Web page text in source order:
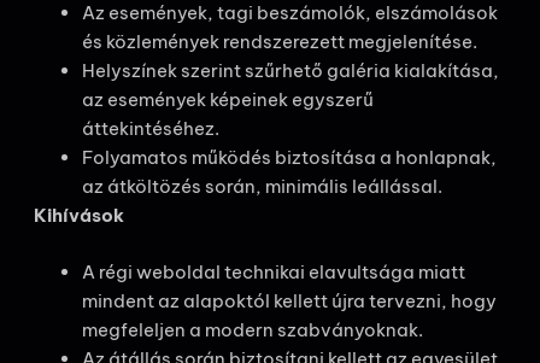
Az események, tagi beszámolók, elszámolások
és közlemények rendszerezett megjelenítése.
Helyszínek szerint szűrhető galéria kialakítása,
az események képeinek egyszerű
áttekintéséhez.
Folyamatos működés biztosítása a honlapnak,
az átköltözés során, minimális leállással.
Kihívások
A régi weboldal technikai elavultsága miatt
mindent az alapoktól kellett újra tervezni, hogy
megfeleljen a modern szabványoknak.
Az átállás során biztosítani kellett az egyesület